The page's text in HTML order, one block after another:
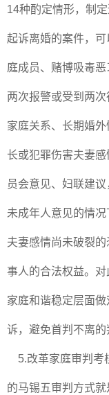
14种酌定情形，制
起诉离婚的案件，
庭成员、赌博吸毒
两次报警或受到两
家庭关系、长期婚
长或犯罪伤害夫妻
员会意见、妇联建
未成年人意见的情
夫妻感情尚未破裂
事人的合法权益。
家庭和谐稳定层面
诉，避免首判不离的
5.改革家庭审判考
的马锡五审判方式